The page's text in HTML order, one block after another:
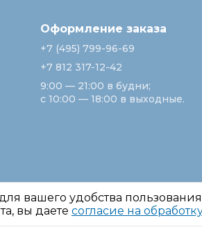
вашего удобства
вы даете согласие на
Оформление заказа
+7 (495) 799-96-69
+7 812 317-12-42
9:00 — 21:00 в будни;
с 10:00 — 18:00 в выходные.